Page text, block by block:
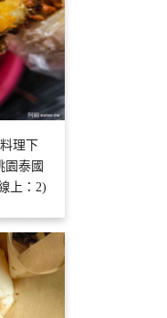
理下
園泰國
上：2)